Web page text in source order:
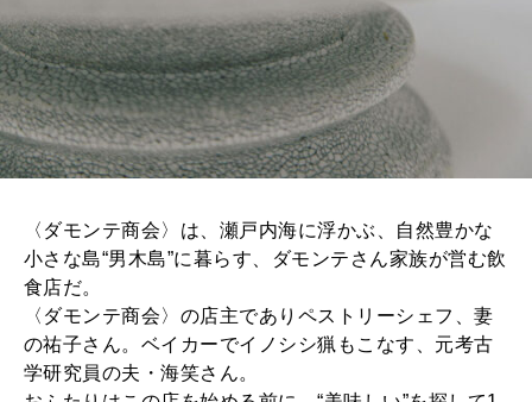
〈ダモンテ商会〉は、瀬戸内海に浮かぶ、自然豊かな
小さな島“男木島”に暮らす、ダモンテさん家族が営む飲
食店だ。
〈ダモンテ商会〉の店主でありペストリーシェフ、妻
の祐子さん。ベイカーでイノシシ猟もこなす、元考古
学研究員の夫・海笑さん。